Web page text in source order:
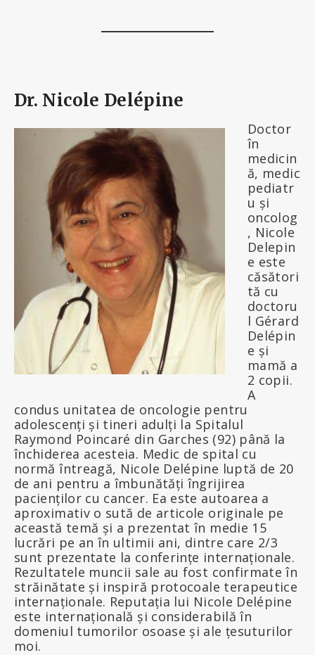
Dr. Nicole Delépine
Doctor
în
medicin
ă, medic
pediatr
u și
oncolog
, Nicole
Delepin
e este
căsători
tă cu
doctoru
l Gérard
Delépin
e și
mamă a
2 copii.
A
condus unitatea de oncologie pentru
adolescenți și tineri adulți la Spitalul
Raymond Poincaré din Garches (92) până la
închiderea acesteia. Medic de spital cu
normă întreagă, Nicole Delépine luptă de 20
de ani pentru a îmbunătăți îngrijirea
pacienților cu cancer. Ea este autoarea a
aproximativ o sută de articole originale pe
această temă și a prezentat în medie 15
lucrări pe an în ultimii ani, dintre care 2/3
sunt prezentate la conferințe internaționale.
Rezultatele muncii sale au fost confirmate în
străinătate și inspiră protocoale terapeutice
internaționale. Reputația lui Nicole Delépine
este internațională și considerabilă în
domeniul tumorilor osoase și ale țesuturilor
moi.